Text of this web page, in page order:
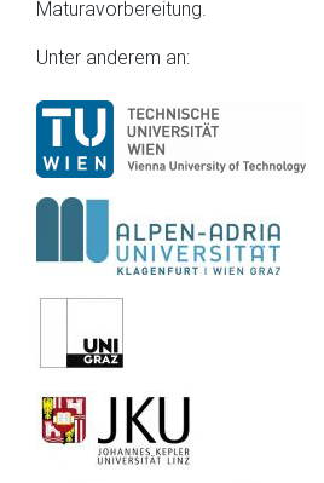
Maturavorbereitung.
Unter anderem an: